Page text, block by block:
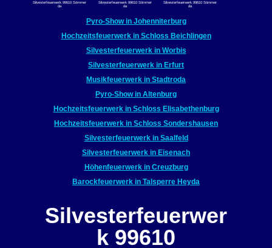
Silvesterfeuerwerk 99610 Sömmer
da
Silvesterfeuerwerk 99610 Sömmer
da
Silvesterfeuerwerk 99610 Sömmer
da
Pyro-Show in Johenniterburg
Hochzeitsfeuerwerk in Schloss Beichlingen
Silvesterfeuerwerk in Worbis
Silvesterfeuerwerk in Erfurt
Musikfeuerwerk in Stadtroda
Pyro-Show in Altenburg
Hochzeitsfeuerwerk in Schloss Elisabethenburg
Hochzeitsfeuerwerk in Schloss Sondershausen
Silvesterfeuerwerk in Saalfeld
Silvesterfeuerwerk in Eisenach
Höhenfeuerwerk in Creuzburg
Barockfeuerwerk in Talsperre Heyda
Silvesterfeuerwer
k 99610